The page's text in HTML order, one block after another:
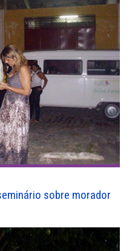
sobre morador